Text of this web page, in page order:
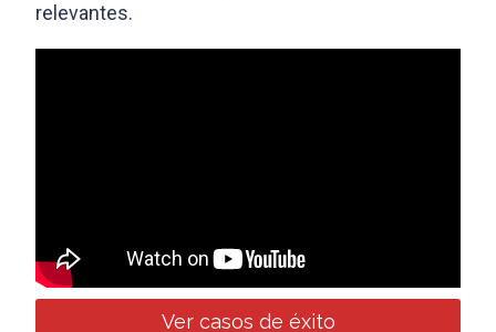
relevantes.
Ver casos de éxito